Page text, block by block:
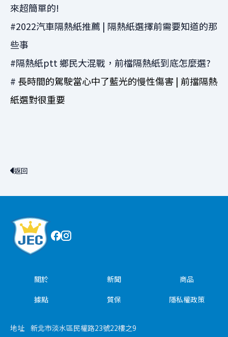
來超簡單的!
#2022汽車隔熱紙推薦 | 隔熱紙選擇前需要知道的那
些事
#隔熱紙ptt 鄉民大混戰，前檔隔熱紙到底怎麼選?
# 長時間的駕駛當心中了藍光的慢性傷害 | 前擋隔熱
紙選對很重要
返回
關於 新聞
商品
據點
質保 隱私權政策
地址 新北市淡水區民權路23號22樓之9